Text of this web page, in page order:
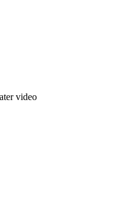
video